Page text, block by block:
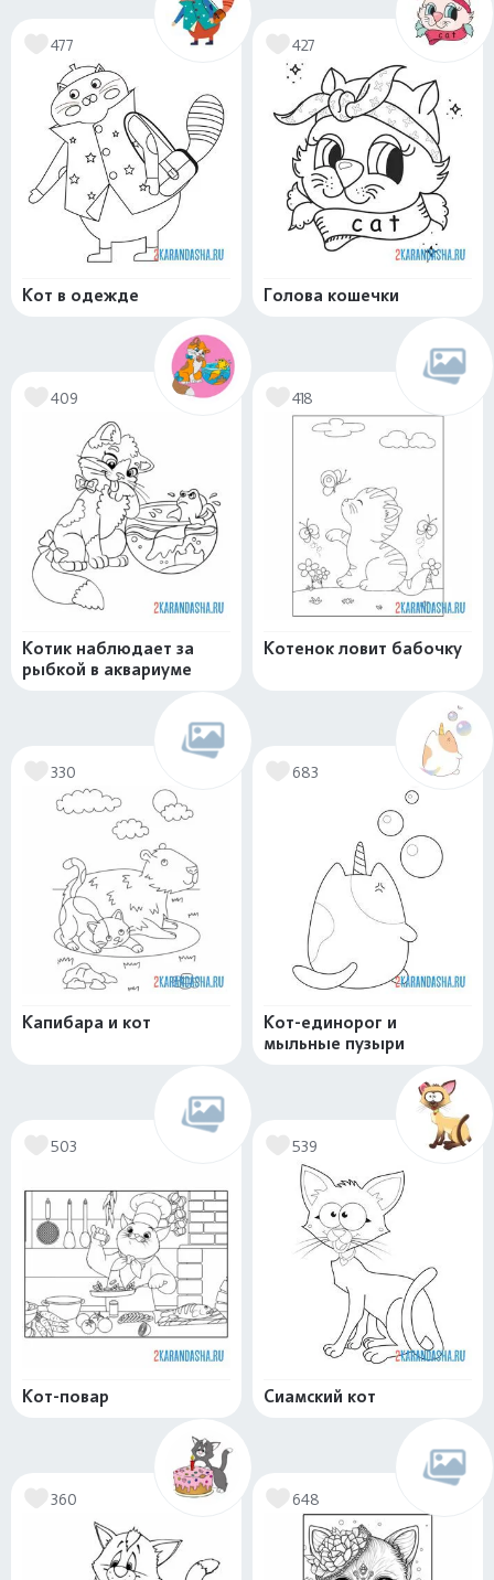
477
Кот в одежде
427
Голова кошечки
409
Котик наблюдает за
рыбкой в аквариуме
418
Котенок ловит бабочку
330
Капибара и кот
683
Кот-единорог и
мыльные пузыри
503
Кот-повар
539
Сиамский кот
360 648